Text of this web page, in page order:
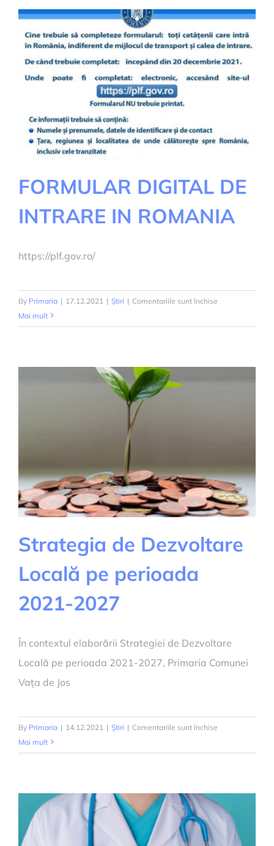
FORMULAR DIGITAL DE
INTRARE IN ROMANIA
https://plf.gov.ro/
By Primaria | 17.12.2021 | Știri | Comentariile sunt închise
DIGITAL
Mai mult
Strategia de Dezvoltare
Locală pe perioada
2021-2027
În contextul elaborării Strategiei de Dezvoltare
Locală pe perioada 2021-2027, Primaria Comunei
Vața de Jos
By Primaria | 14.12.2021 | Știri | Comentariile sunt închise
de
perioada
2021-
Mai mult